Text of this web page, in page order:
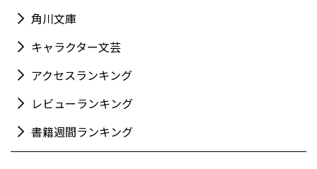
角川文庫
キャラクター文芸
アクセスランキング
レビューランキング
書籍週間ランキング